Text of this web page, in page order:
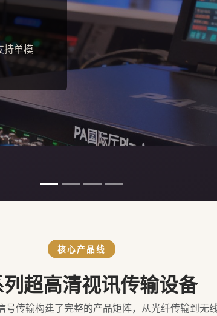
减低于
核心产品线
超高清视讯传输设备
号传输构建了完整的产品矩阵，从光纤传输到无